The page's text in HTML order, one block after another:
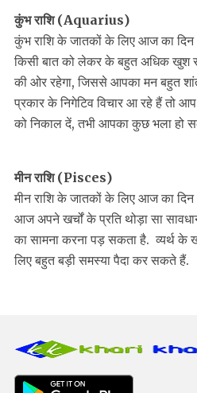
कुंभ राशि (Aquarius)
कुंभ राशि के जातकों के लिए आज का
किसी बात को लेकर के बहुत अधिक खुश
की ओर रहेगा, जिससे आपका मन बहुत
प्रकार के निगेटिव विचार आ रहे हैं तो
को निकाल दें, तभी आपका कुछ भला हो
मीन राशि (Pisces)
मीन राशि के जातकों के लिए आज का दिन
आज अपने खर्चों के प्रति थोड़ा सा
का सामना करना पड़ सकता है. व्यर्थ
लिए बहुत बड़ी समस्या पैदा कर सकते हैं.